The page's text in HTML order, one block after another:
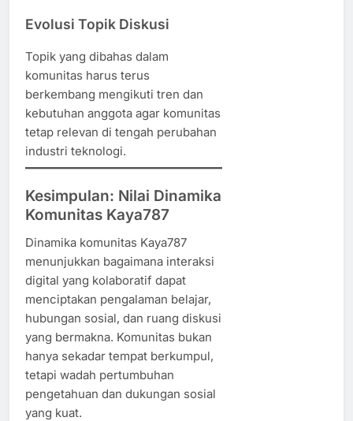
Evolusi Topik Diskusi
Topik yang dibahas dalam
komunitas harus terus
berkembang mengikuti tren dan
kebutuhan anggota agar komunitas
tetap relevan di tengah perubahan
industri teknologi.
Kesimpulan: Nilai Dinamika
Komunitas Kaya787
Dinamika komunitas Kaya787
menunjukkan bagaimana interaksi
digital yang kolaboratif dapat
menciptakan pengalaman belajar,
hubungan sosial, dan ruang diskusi
yang bermakna. Komunitas bukan
hanya sekadar tempat berkumpul,
tetapi wadah pertumbuhan
pengetahuan dan dukungan sosial
yang kuat.